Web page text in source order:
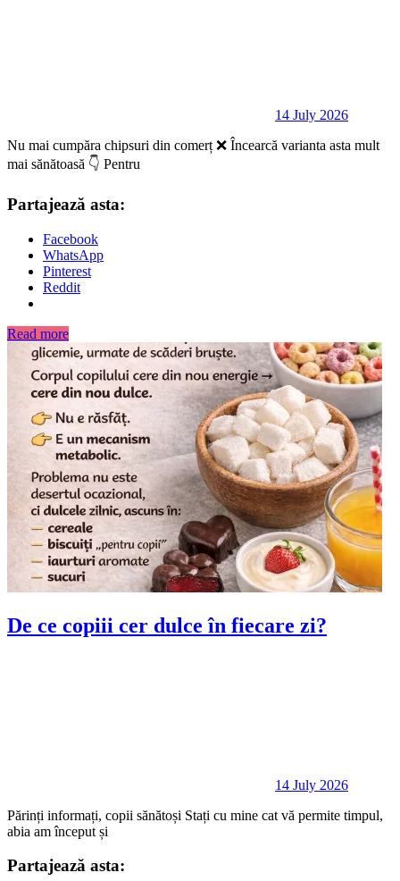
14 July 2026
Nu mai cumpăra chipsuri din comerț ❌ Încearcă varianta asta mult
mai sănătoasă 👇 Pentru
Partajează asta:
Facebook
WhatsApp
Pinterest
Reddit
Read more
De ce copiii cer dulce în fiecare zi?
14 July 2026
Părinți informați, copii sănătoși Stați cu mine cat vă permite timpul,
abia am început și
Partajează asta: